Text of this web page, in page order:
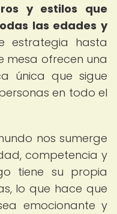
y estilos que
las edades y
estrategia hasta
mesa ofrecen una
única que sigue
en todo el
nos sumerge
competencia y
tiene su propia
lo que hace que
emocionante y